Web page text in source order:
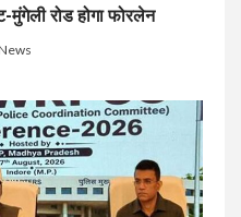
रोड होगा फोरलेन